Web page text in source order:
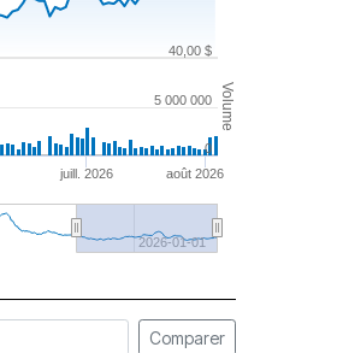
Volume
juill. 2026 août 2026
2026-01-01
40,00 $
0
5 000 000
Comparer